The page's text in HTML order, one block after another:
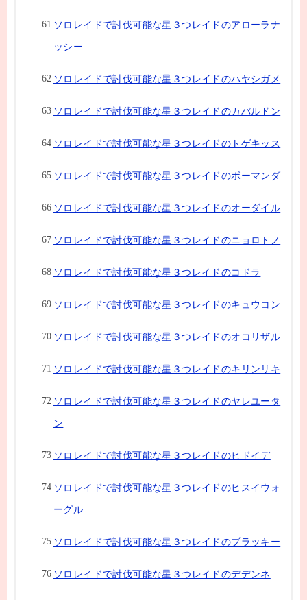
ソロレイドで討伐可能な星３つレイドのアローラナ
ッシー
ソロレイドで討伐可能な星３つレイドのハヤシガメ
ソロレイドで討伐可能な星３つレイドのカバルドン
ソロレイドで討伐可能な星３つレイドのトゲキッス
ソロレイドで討伐可能な星３つレイドのボーマンダ
ソロレイドで討伐可能な星３つレイドのオーダイル
ソロレイドで討伐可能な星３つレイドのニョロトノ
ソロレイドで討伐可能な星３つレイドのコドラ
ソロレイドで討伐可能な星３つレイドのキュウコン
ソロレイドで討伐可能な星３つレイドのオコリザル
ソロレイドで討伐可能な星３つレイドのキリンリキ
ソロレイドで討伐可能な星３つレイドのヤレユータ
ン
ソロレイドで討伐可能な星３つレイドのヒドイデ
ソロレイドで討伐可能な星３つレイドのヒスイウォ
ーグル
ソロレイドで討伐可能な星３つレイドのブラッキー
ソロレイドで討伐可能な星３つレイドのデデンネ